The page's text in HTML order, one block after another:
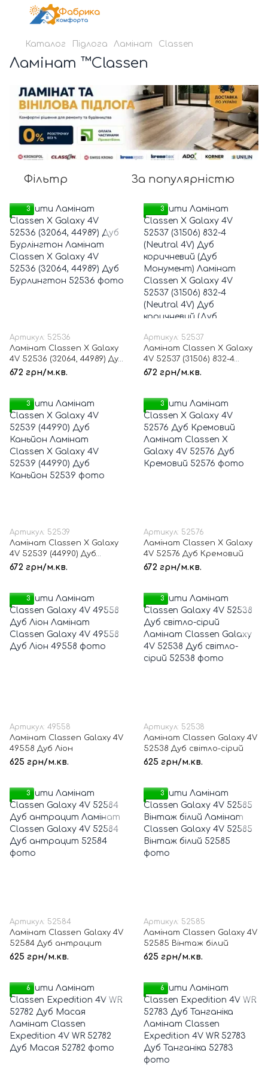
Каталог Підлога Ламінат Classen
Ламінат ™Classen
Фільтр За популярністю
3
Артикул: 52536
Ламінат Classen Х Galaxy
4V 52536 (32064, 44989) Дуб
Бурлингтон
672 грн/м.кв.
3
Артикул: 52537
Ламінат Classen Х Galaxy
4V 52537 (31506) 832-4
(Neutral 4V) Дуб
672 грн/м.кв.
3
Артикул: 52539
Ламінат Classen Х Galaxy
4V 52539 (44990) Дуб
Каньйон
672 грн/м.кв.
3
Артикул: 52576
Ламінат Classen Х Galaxy
4V 52576 Дуб Кремовий
672 грн/м.кв.
3
Артикул: 49558
Ламінат Classen Galaxy 4V
49558 Дуб Ліон
625 грн/м.кв.
3
Артикул: 52538
Ламінат Classen Galaxy 4V
52538 Дуб світло-сірий
625 грн/м.кв.
3
Артикул: 52584
Ламінат Classen Galaxy 4V
52584 Дуб антрацит
625 грн/м.кв.
3
Артикул: 52585
Ламінат Classen Galaxy 4V
52585 Вінтаж білий
625 грн/м.кв.
6 6